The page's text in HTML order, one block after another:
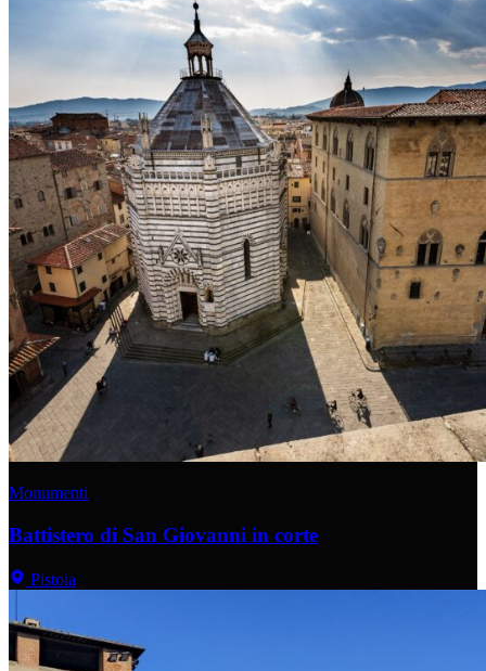
Monumenti
Battistero di San Giovanni in corte
Pistoia